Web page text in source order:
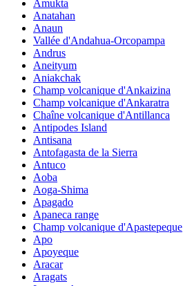
Amukta
Anatahan
Anaun
Vallée d'Andahua-Orcopampa
Andrus
Aneityum
Aniakchak
Champ volcanique d'Ankaizina
Champ volcanique d'Ankaratra
Chaîne volcanique d'Antillanca
Antipodes Island
Antisana
Antofagasta de la Sierra
Antuco
Aoba
Aoga-Shima
Apagado
Apaneca range
Champ volcanique d'Apastepeque
Apo
Apoyeque
Aracar
Aragats